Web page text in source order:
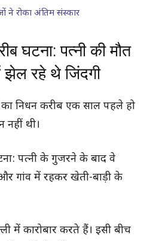
ने रोका अंतिम संस्कार
घटना: पत्नी की मौत
रहे थे जिंदगी
निधन करीब एक साल पहले हो
नहीं थी।
पत्नी के गुजरने के बाद वे
गांव में रहकर खेती-बाड़ी के
में कारोबार करते हैं। इसी बीच